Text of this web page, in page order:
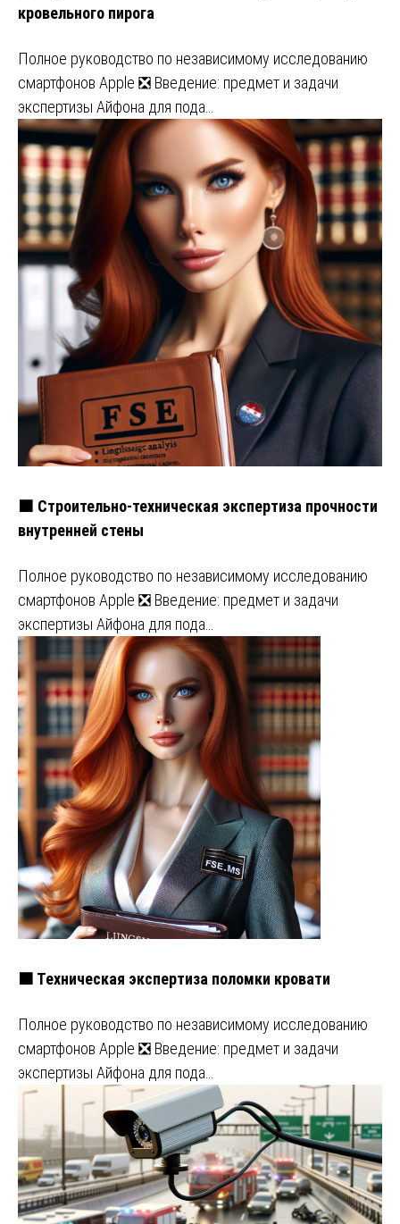
кровельного пирога
Полное руководство по независимому исследованию
смартфонов Apple ❎ Введение: предмет и задачи
экспертизы Айфона для пода…
🟧 Строительно-техническая экспертиза прочности
внутренней стены
Полное руководство по независимому исследованию
смартфонов Apple ❎ Введение: предмет и задачи
экспертизы Айфона для пода…
🟧 Техническая экспертиза поломки кровати
Полное руководство по независимому исследованию
смартфонов Apple ❎ Введение: предмет и задачи
экспертизы Айфона для пода…